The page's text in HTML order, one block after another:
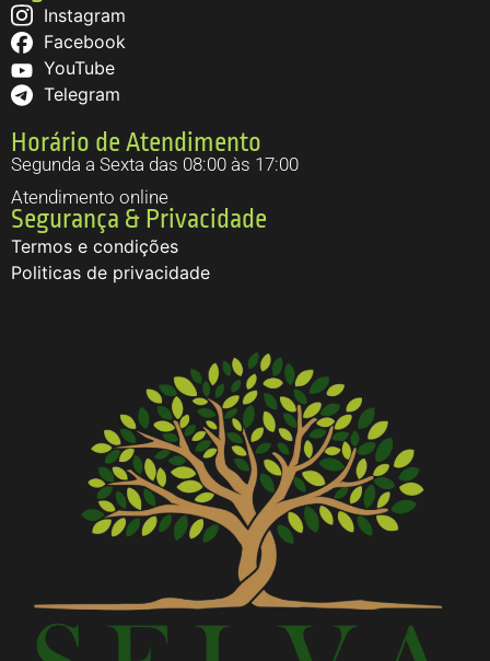
Instagram
Facebook
YouTube
Telegram
Horário de Atendimento
Segunda a Sexta das 08:00 às 17:00
Atendimento online
Segurança & Privacidade
Termos e condições
Politicas de privacidade